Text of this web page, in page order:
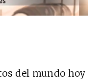
del mundo hoy